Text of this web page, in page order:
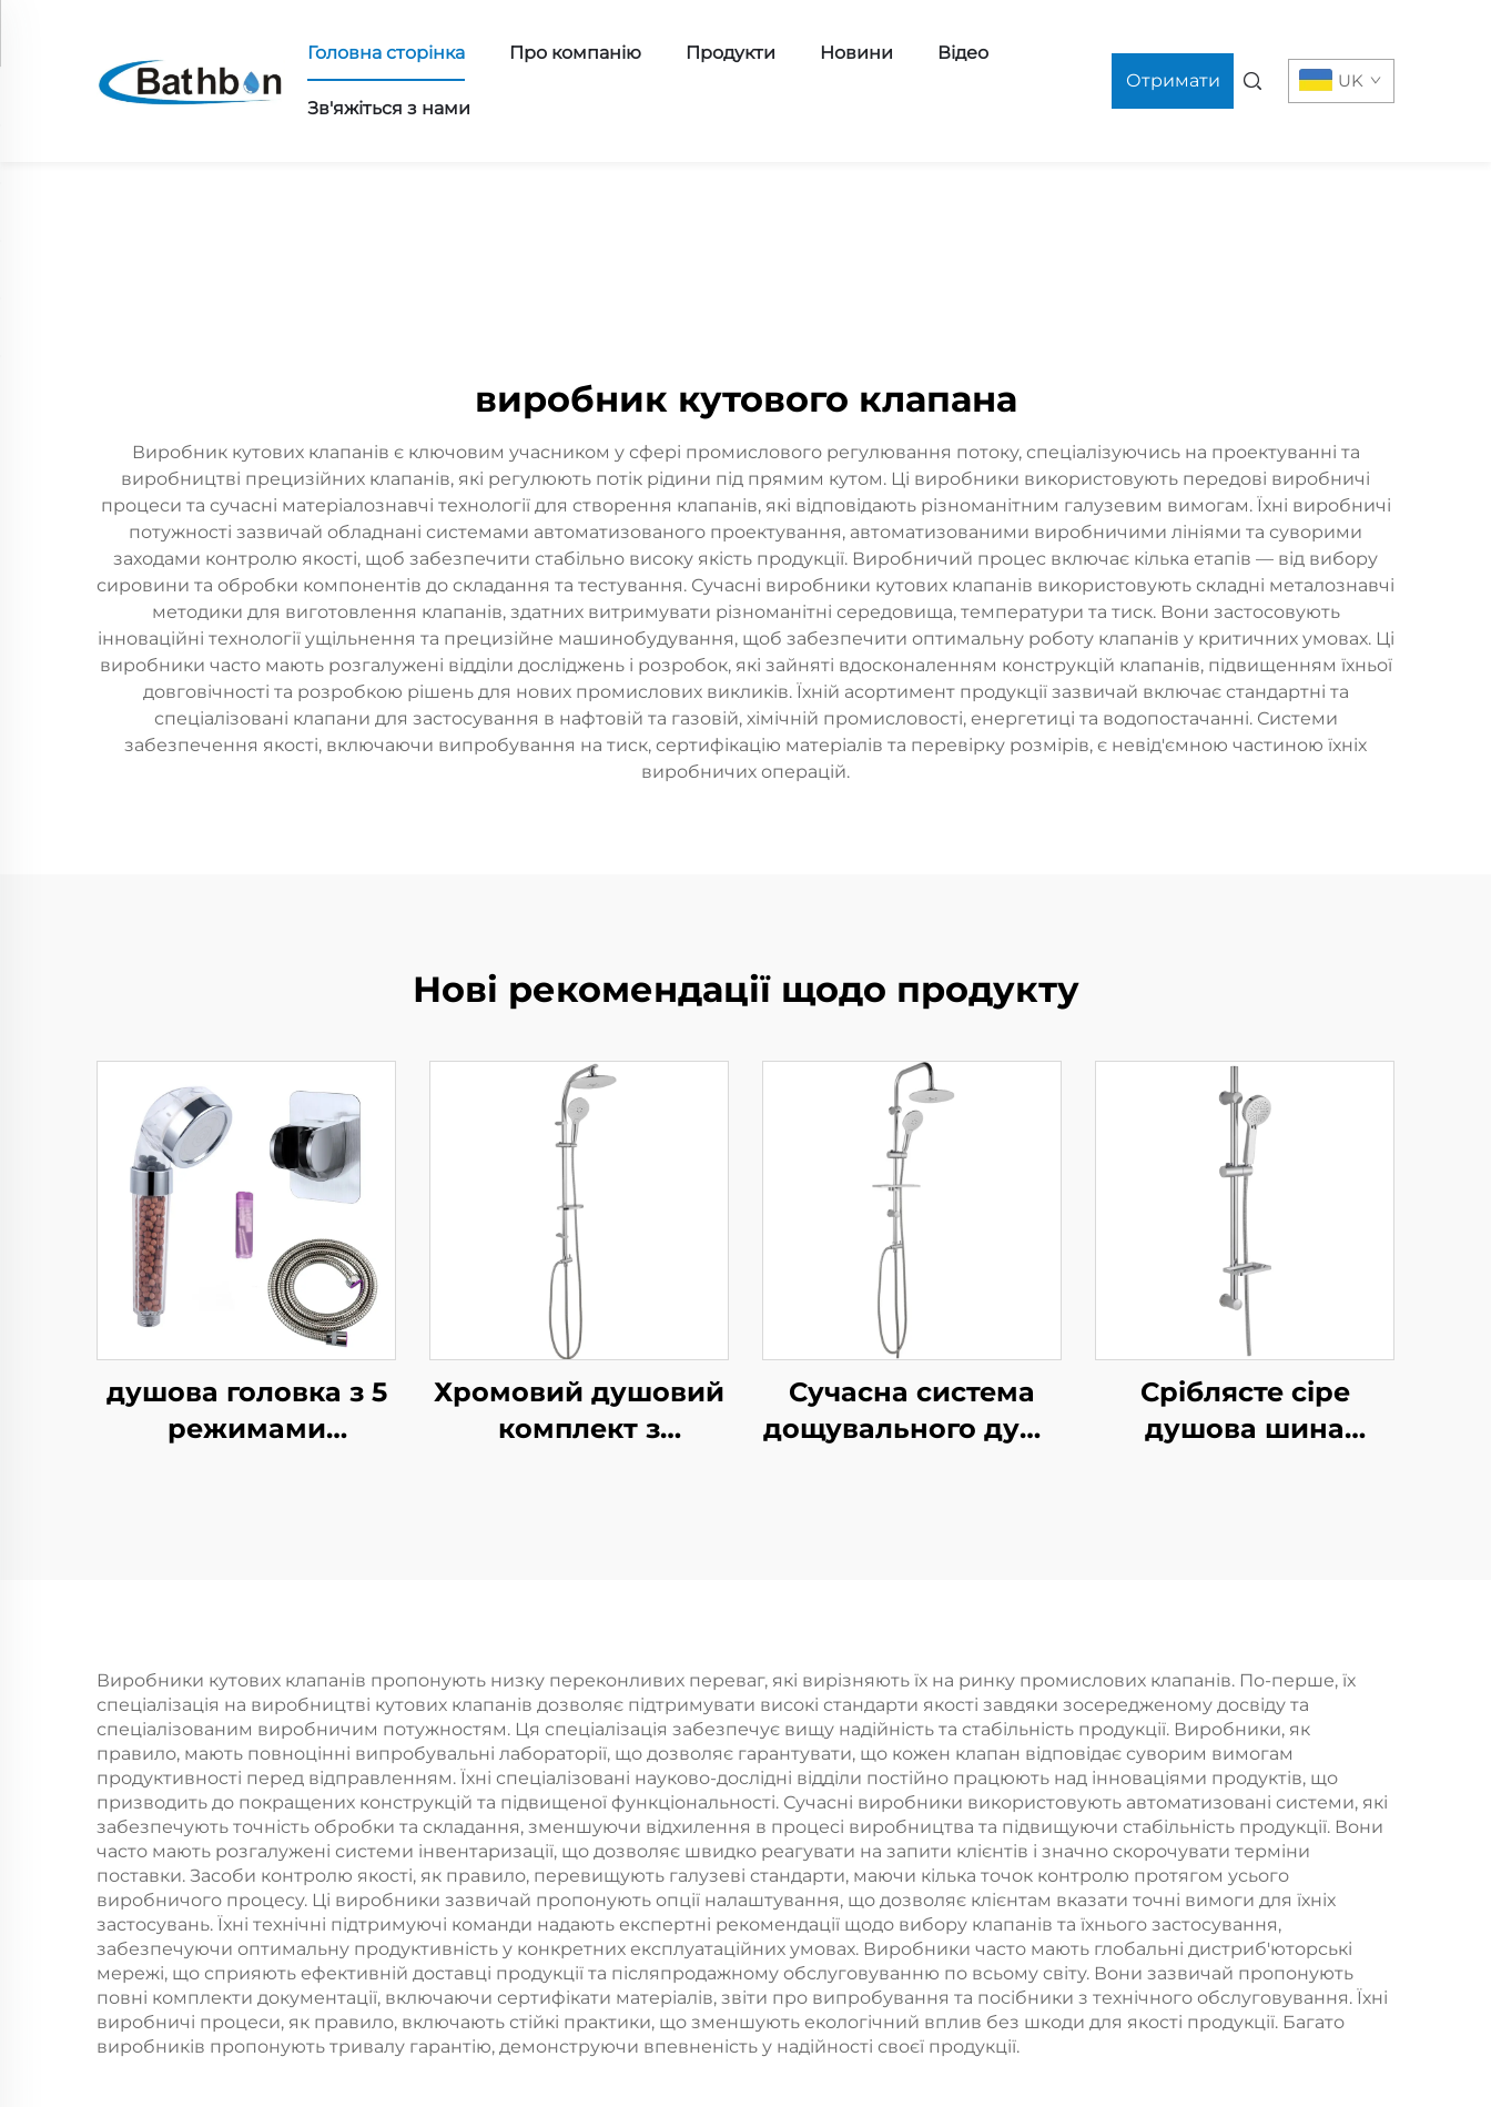
Головна сторінка Про компанію Продукти Новини Відео
Зв'яжіться з нами
Отримати UK
виробник кутового клапана
Виробник кутових клапанів є ключовим учасником у сфері промислового регулювання потоку, спеціалізуючись на проектуванні та
виробництві прецизійних клапанів, які регулюють потік рідини під прямим кутом. Ці виробники використовують передові виробничі
процеси та сучасні матеріалознавчі технології для створення клапанів, які відповідають різноманітним галузевим вимогам. Їхні виробничі
потужності зазвичай обладнані системами автоматизованого проектування, автоматизованими виробничими лініями та суворими
заходами контролю якості, щоб забезпечити стабільно високу якість продукції. Виробничий процес включає кілька етапів — від вибору
сировини та обробки компонентів до складання та тестування. Сучасні виробники кутових клапанів використовують складні металознавчі
методики для виготовлення клапанів, здатних витримувати різноманітні середовища, температури та тиск. Вони застосовують
інноваційні технології ущільнення та прецизійне машинобудування, щоб забезпечити оптимальну роботу клапанів у критичних умовах. Ці
виробники часто мають розгалужені відділи досліджень і розробок, які зайняті вдосконаленням конструкцій клапанів, підвищенням їхньої
довговічності та розробкою рішень для нових промислових викликів. Їхній асортимент продукції зазвичай включає стандартні та
спеціалізовані клапани для застосування в нафтовій та газовій, хімічній промисловості, енергетиці та водопостачанні. Системи
забезпечення якості, включаючи випробування на тиск, сертифікацію матеріалів та перевірку розмірів, є невід'ємною частиною їхніх
виробничих операцій.
Нові рекомендації щодо продукту
душова головка з 5
режимами
чистого та
освіжаючого душу,
можливість ручного
та стаціонарного
використання
Хромовий душовий
комплект з
товар за доступною
ціною
Сучасна система
дощувального душу
Сріблясте сіре
душова шина
Виробники кутових клапанів пропонують низку переконливих переваг, які вирізняють їх на ринку промислових клапанів. По-перше, їх
спеціалізація на виробництві кутових клапанів дозволяє підтримувати високі стандарти якості завдяки зосередженому досвіду та
спеціалізованим виробничим потужностям. Ця спеціалізація забезпечує вищу надійність та стабільність продукції. Виробники, як
правило, мають повноцінні випробувальні лабораторії, що дозволяє гарантувати, що кожен клапан відповідає суворим вимогам
продуктивності перед відправленням. Їхні спеціалізовані науково-дослідні відділи постійно працюють над інноваціями продуктів, що
призводить до покращених конструкцій та підвищеної функціональності. Сучасні виробники використовують автоматизовані системи, які
забезпечують точність обробки та складання, зменшуючи відхилення в процесі виробництва та підвищуючи стабільність продукції. Вони
часто мають розгалужені системи інвентаризації, що дозволяє швидко реагувати на запити клієнтів і значно скорочувати терміни
поставки. Засоби контролю якості, як правило, перевищують галузеві стандарти, маючи кілька точок контролю протягом усього
виробничого процесу. Ці виробники зазвичай пропонують опції налаштування, що дозволяє клієнтам вказати точні вимоги для їхніх
застосувань. Їхні технічні підтримуючі команди надають експертні рекомендації щодо вибору клапанів та їхнього застосування,
забезпечуючи оптимальну продуктивність у конкретних експлуатаційних умовах. Виробники часто мають глобальні дистриб'юторські
мережі, що сприяють ефективній доставці продукції та післяпродажному обслуговуванню по всьому світу. Вони зазвичай пропонують
повні комплекти документації, включаючи сертифікати матеріалів, звіти про випробування та посібники з технічного обслуговування. Їхні
виробничі процеси, як правило, включають стійкі практики, що зменшують екологічний вплив без шкоди для якості продукції. Багато
виробників пропонують тривалу гарантію, демонструючи впевненість у надійності своєї продукції.